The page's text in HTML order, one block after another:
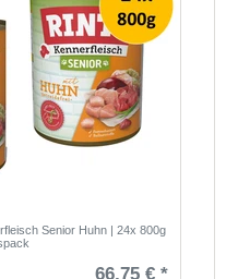
Senior Huhn | 24x 800g
66,75 € *